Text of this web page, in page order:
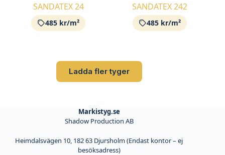
SANDATEX 24
485 kr/m²
SANDATEX 242
485 kr/m²
Ladda fler tyger
Markistyg.se
Shadow Production AB
Heimdalsvägen 10, 182 63 Djursholm (Endast kontor – ej
besöksadress)